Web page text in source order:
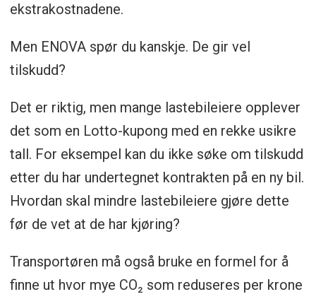
ekstrakostnadene.
Men ENOVA spør du kanskje. De gir vel
tilskudd?
Det er riktig, men mange lastebileiere opplever
det som en Lotto-kupong med en rekke usikre
tall. For eksempel kan du ikke søke om tilskudd
etter du har undertegnet kontrakten på en ny bil.
Hvordan skal mindre lastebileiere gjøre dette
før de vet at de har kjøring?
Transportøren må også bruke en formel for å
finne ut hvor mye CO₂ som reduseres per krone